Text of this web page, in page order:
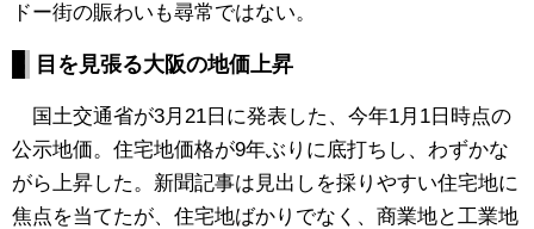
ドー街の賑わいも尋常ではない。
目を見張る大阪の地価上昇
国土交通省が3月21日に発表した、今年1月1日時点の
公示地価。住宅地価格が9年ぶりに底打ちし、わずかな
がら上昇した。新聞記事は見出しを採りやすい住宅地に
焦点を当てたが、住宅地ばかりでなく、商業地と工業地